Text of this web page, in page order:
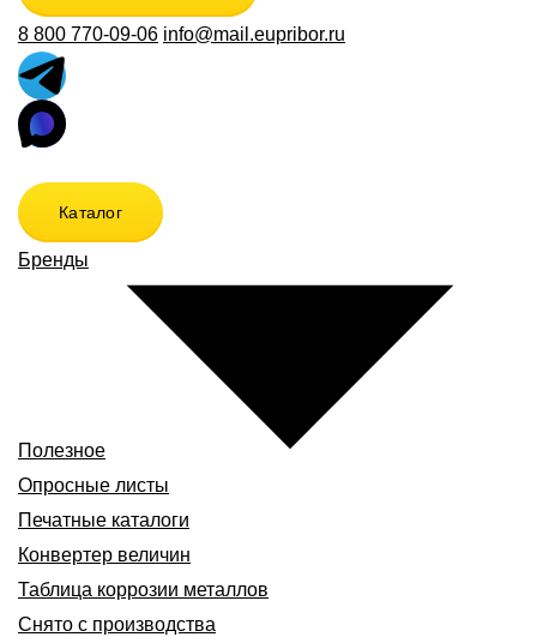
8 800 770-09-06 info@mail.eupribor.ru
Каталог
Бренды
Полезное
Опросные листы
Печатные каталоги
Конвертер величин
Таблица коррозии металлов
Снято с производства